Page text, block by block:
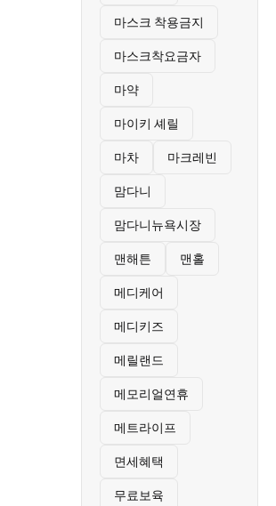
마스크 착용금지
마스크착요금자
마약
마이키 셰릴
마차 마크레빈
맘다니
맘다니뉴욕시장
맨해튼 맨홀
메디케어
메디키즈
메릴랜드
메모리얼연휴
메트라이프
면세혜택
무료보육